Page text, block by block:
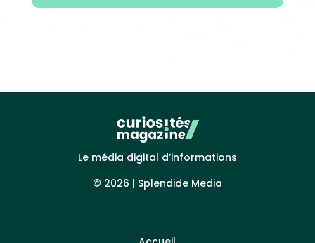
Le média digital d’informations
© 2026 | Splendide Media